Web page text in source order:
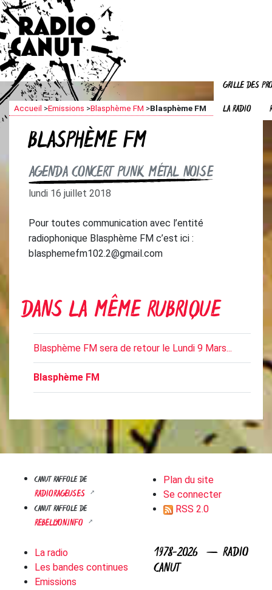
GRILLE DES
LA RADIO
Accueil >Emissions >Blasphème FM >Blasphème FM
BLASPHÈME FM
AGENDA CONCERT PUNK MÉTAL NOISE
lundi 16 juillet 2018
Pour toutes communication avec l’entité
radiophonique Blasphème FM c’est ici :
blasphemefm102.2@gmail.com
DANS LA MÊME RUBRIQUE
Blasphème FM sera de retour le Lundi 9 Mars...
Blasphème FM
CANUT RAFFOLE DE
RADIORAGEUSES
CANUT RAFFOLE DE
REBELLYON.INFO
Plan du site
Se connecter
RSS 2.0
La radio
Les bandes continues
Emissions
1978-2026 — RADIO
CANUT